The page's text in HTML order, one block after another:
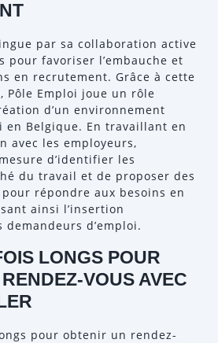
par sa collaboration active
pour favoriser l’embauche et
en recrutement. Grâce à cette
Pôle Emploi joue un rôle
d’un environnement
en Belgique. En travaillant en
avec les employeurs,
d’identifier les
du travail et de proposer des
répondre aux besoins en
ainsi l’insertion
d’emploi.
LONGS POUR
VOUS AVEC
pour obtenir un rendez-